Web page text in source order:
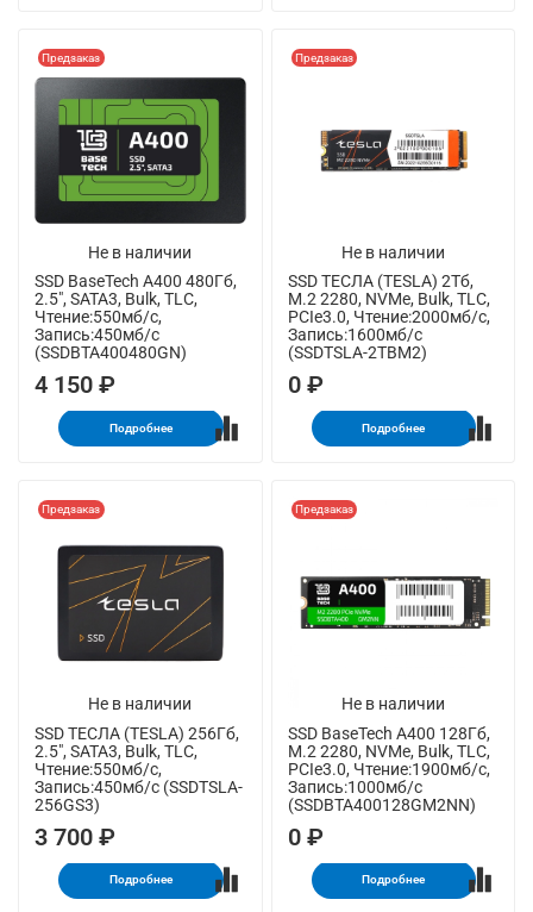
Не в наличии
Предзаказ
SSD BaseTech A400 480Гб,
2.5", SATA3, Bulk, TLC,
Чтение:550мб/с,
Запись:450мб/с
(SSDBTA400480GN)
4 150 ₽
Подробнее
Не в наличии
Предзаказ
SSD ТЕСЛА (TESLA) 2Тб,
M.2 2280, NVMe, Bulk, TLC,
PCIe3.0, Чтение:2000мб/с,
Запись:1600мб/с
(SSDTSLA-2TBM2)
0 ₽
Подробнее
Не в наличии
Предзаказ
SSD ТЕСЛА (TESLA) 256Гб,
2.5", SATA3, Bulk, TLC,
Чтение:550мб/с,
Запись:450мб/с (SSDTSLA-
256GS3)
3 700 ₽
Подробнее
Не в наличии
Предзаказ
SSD BaseTech A400 128Гб,
M.2 2280, NVMe, Bulk, TLC,
PCIe3.0, Чтение:1900мб/с,
Запись:1000мб/с
(SSDBTA400128GM2NN)
0 ₽
Подробнее